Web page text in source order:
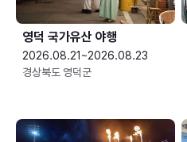
영덕 국가유산 야행
2026.08.21~2026.08.23
경상북도 영덕군